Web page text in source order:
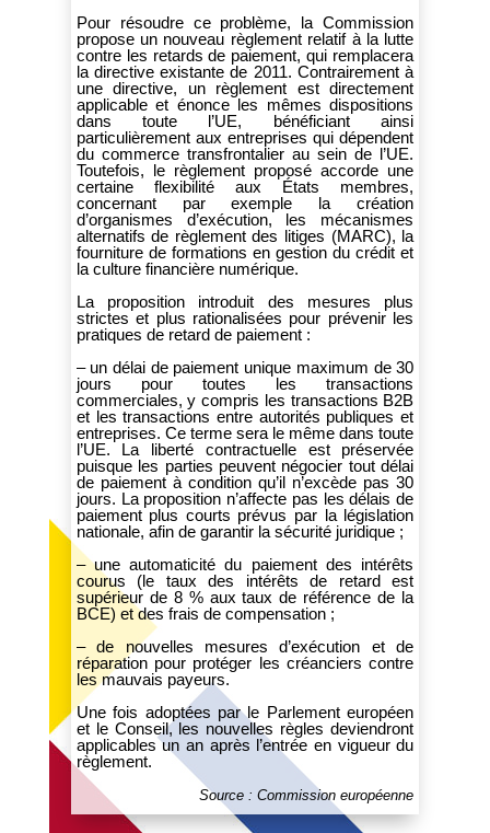
Pour résoudre ce problème, la Commission
propose un nouveau règlement relatif à la lutte
contre les retards de paiement, qui remplacera
la directive existante de 2011. Contrairement à
une directive, un règlement est directement
applicable et énonce les mêmes dispositions
dans toute l’UE, bénéficiant ainsi
particulièrement aux entreprises qui dépendent
du commerce transfrontalier au sein de l’UE.
Toutefois, le règlement proposé accorde une
certaine flexibilité aux États membres,
concernant par exemple la création
d’organismes d’exécution, les mécanismes
alternatifs de règlement des litiges (MARC), la
fourniture de formations en gestion du crédit et
la culture financière numérique.
La proposition introduit des mesures plus
strictes et plus rationalisées pour prévenir les
pratiques de retard de paiement :
– un délai de paiement unique maximum de 30
jours pour toutes les transactions
commerciales, y compris les transactions B2B
et les transactions entre autorités publiques et
entreprises. Ce terme sera le même dans toute
l’UE. La liberté contractuelle est préservée
puisque les parties peuvent négocier tout délai
de paiement à condition qu’il n’excède pas 30
jours. La proposition n’affecte pas les délais de
paiement plus courts prévus par la législation
nationale, afin de garantir la sécurité juridique ;
– une automaticité du paiement des intérêts
courus (le taux des intérêts de retard est
supérieur de 8 % aux taux de référence de la
BCE) et des frais de compensation ;
– de nouvelles mesures d’exécution et de
réparation pour protéger les créanciers contre
les mauvais payeurs.
Une fois adoptées par le Parlement européen
et le Conseil, les nouvelles règles deviendront
applicables un an après l’entrée en vigueur du
règlement.
Source : Commission européenne